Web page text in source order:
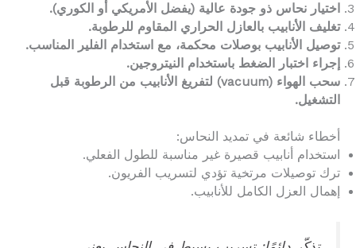
اختيار نحاس ذو جودة عالية (يفضل الأمريكي أو الكوري).
تغليف الأنابيب بالعازل الحراري المقاوم للرطوبة.
توصيل الأنابيب بوصلات محكمة، مع استخدام الفلير المناسب.
إجراء اختبار الضغط باستخدام النيتروجين.
سحب الهواء (vacuum) لتفريغ الأنابيب من الرطوبة قبل
التشغيل.
أخطاء شائعة في تمديد النحاس:
استخدام أنابيب قصيرة غير مناسبة للطول الفعلي.
ترك توصيلات مرتخية تؤدي لتسريب الفريون.
إهمال العزل الكامل للأنابيب.